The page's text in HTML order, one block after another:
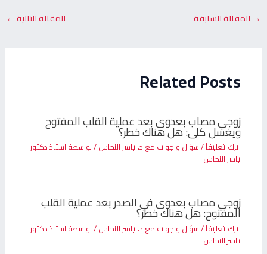
→ المقالة السابقة المقالة التالية ←
Related Posts
زوجي مصاب بعدوى بعد عملية القلب المفتوح
ويغسل كلى: هل هناك خطر؟
اترك تعليقاً/سؤال و جواب مع د. ياسر النحاس/ بواسطة استاذ دكتور
ياسر النحاس
زوجي مصاب بعدوى في الصدر بعد عملية القلب
المفتوح: هل هناك خطر؟
اترك تعليقاً/سؤال و جواب مع د. ياسر النحاس/ بواسطة استاذ دكتور
ياسر النحاس